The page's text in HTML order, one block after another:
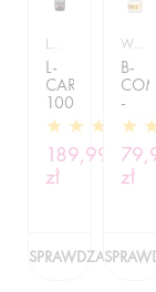
L-KARNITYNY
L-
CARNITINE
100.000
LIQUID
-
500ML
189,99
zł
SPRAWDZAM
WITAMINY
B-
-
zł